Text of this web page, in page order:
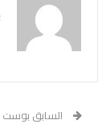
السابق بوست